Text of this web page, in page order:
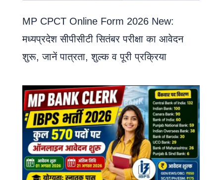
MP CPCT Online Form 2026 New:
मध्यप्रदेश सीपीसीटी सितंबर परीक्षा का आवेदन
शुरू, जानें पात्रता, शुल्क व पूरी प्रक्रिया